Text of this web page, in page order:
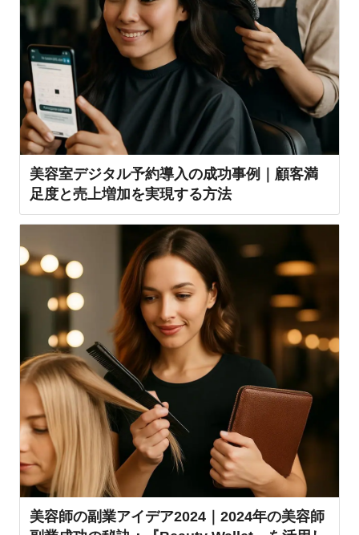
美容室デジタル予約導入の成功事例｜顧客満
足度と売上増加を実現する方法
美容師の副業アイデア2024｜2024年の美容師